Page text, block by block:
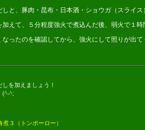
しと、豚肉・昆布・日本酒・ショウガ（スライ
加えて、５分程度強火で煮込んだ後、弱火で１
なったのを確認してから、強火にして照りが出
を加えましょう！
(^-^;
３（トンポーロー）